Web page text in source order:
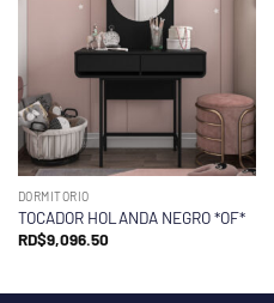
DORMITORIO
TOCADOR HOLANDA NEGRO *OF*
RD$9,096.50